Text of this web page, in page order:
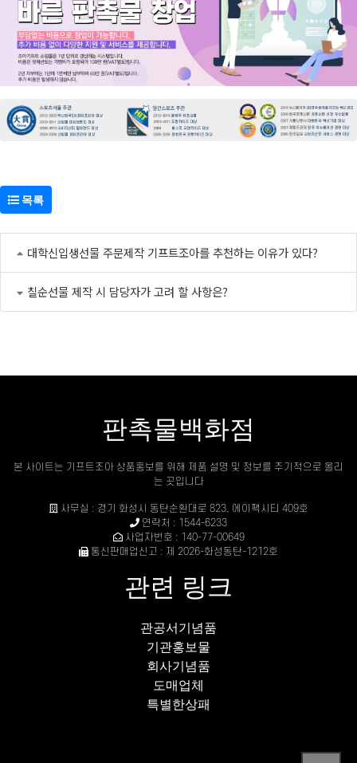
목록
대학신입생선물 주문제작 기프트조아를 추천하는 이유가 있다?
칠순선물 제작 시 담당자가 고려 할 사항은?
판촉물백화점
본 사이트는 기프트조아 상품홍보를 위해 제품 설명 및 정보를 주기적으로 올리
는 곳입니다
사무실 : 경기 화성시 동탄순환대로 823, 에이팩시티 409호
연락처 : 1544-6233
사업자번호 : 140-77-00649
통신판매업신고 : 제 2026-화성동탄-1212호
관련 링크
관공서기념품
기관홍보물
회사기념품
도매업체
특별한상패